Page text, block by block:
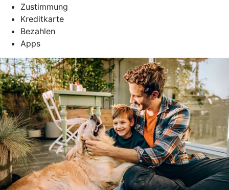
Zustimmung
Kreditkarte
Bezahlen
Apps